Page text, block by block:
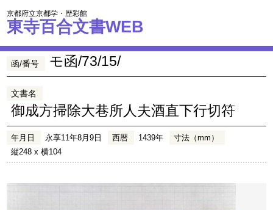
京都府立京都学・歴彩館
東寺百合文書WEB
函/番号 モ函/73/15/
文書名
御成方掃除大巷所人夫酒直下行切符
年月日 永享11年8月9日 西暦 1439年
寸法（mm）
縦248 x 横104